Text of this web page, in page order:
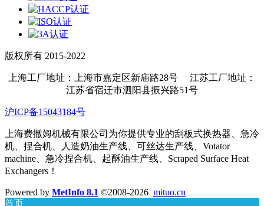
版权所有 2015-2022
上海工厂地址：上海市嘉定区新庙路28号 江苏工厂地址：
江苏省宿迁市泗阳县振兴路51号
沪ICP备15043184号
上海费撒姆机械有限公司为你提供专业的刮板式换热器、急冷
机、捏合机、人造奶油生产线、可丝达生产线、Votator
machine、急冷捏合机、起酥油生产线、Scraped Surface Heat
Exchangers！
Powered by MetInfo 8.1 ©2008-2026 mituo.cn
首页